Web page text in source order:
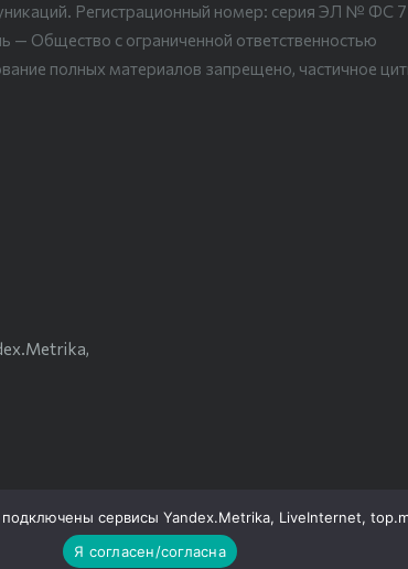
Регистрационный номер: серия ЭЛ № ФС
Общество с ограниченной ответственностью
полных материалов запрещено, частичное
ВЕСТИ»
подключены сервисы Yandex.Metrika, LiveInternet,
Я согласен/согласна